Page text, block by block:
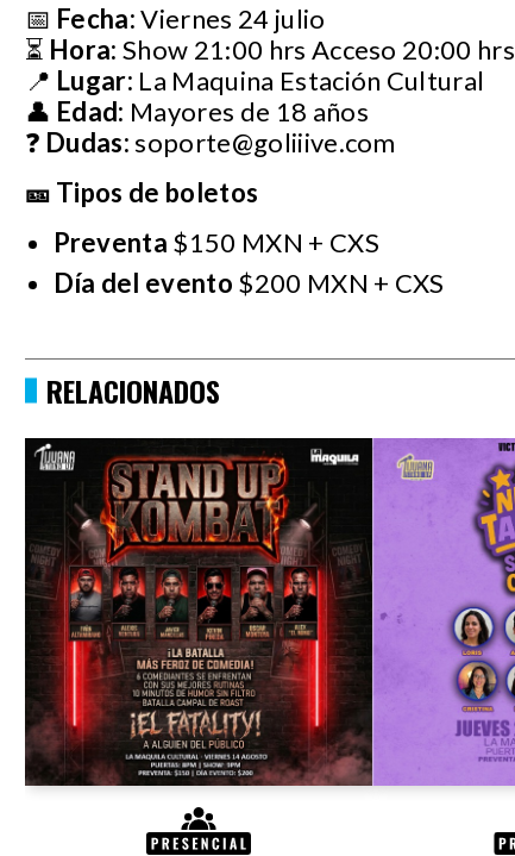
📅 Fecha:Viernes 24 julio
⏳ Hora: Show 21:00 hrs Acceso 20:00 hrs
📍 Lugar: La Maquina Estación Cultural
👤 Edad: Mayores de 18 años
❓ Dudas:soporte@goliiive.com
🎫 Tipos de boletos
Preventa $150 MXN + CXS
Día del evento $200 MXN + CXS
RELACIONADOS